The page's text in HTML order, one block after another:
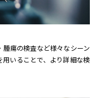
瘍の検査など様々なシーン
いることで、より詳細な検